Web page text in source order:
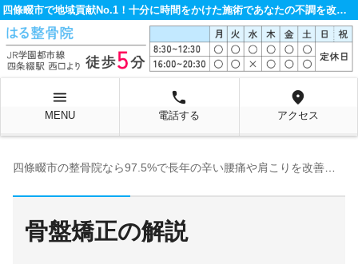
四條畷市で地域貢献No.1！十分に時間をかけた施術であなたの不調を改善する整骨院です。
menu
MENU
local_phone
電話する
location_on
アクセス
骨盤矯正の解説